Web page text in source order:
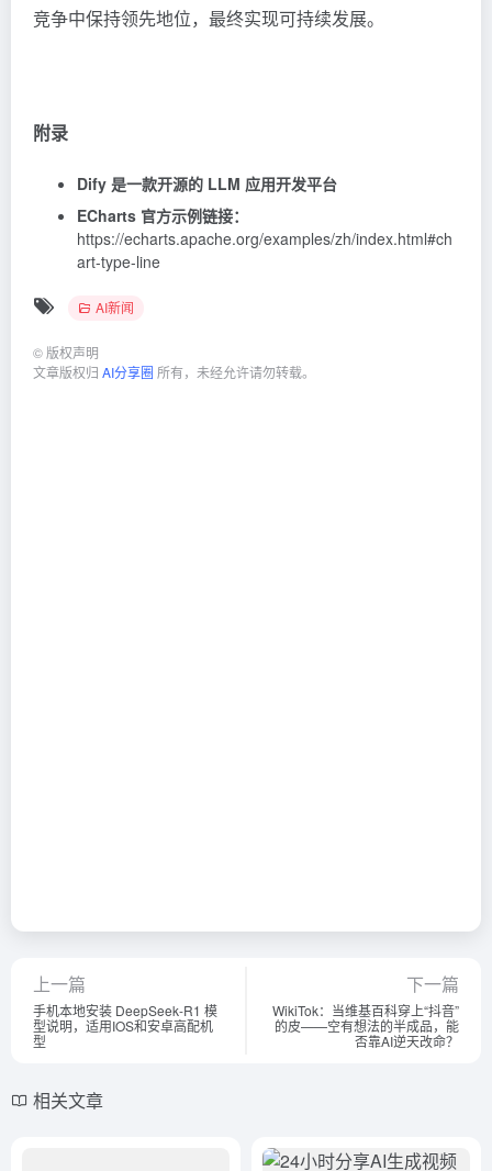
竞争中保持领先地位，最终实现可持续发展。
附录
Dify 是一款开源的 LLM 应用开发平台
ECharts 官方示例链接：
https://echarts.apache.org/examples/zh/index.html#ch
art-type-line
AI新闻
© 版权声明
文章版权归 AI分享圈 所有，未经允许请勿转载。
上一篇
手机本地安装 DeepSeek-R1 模
型说明，适用IOS和安卓高配机
型
下一篇
WikiTok：当维基百科穿上“抖音”
的皮——空有想法的半成品，能
否靠AI逆天改命？
相关文章